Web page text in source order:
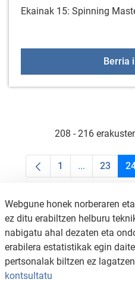
Ekainak 15: Spinning
Berria
208 - 216
Orrialdea
1 ...Intermediate
23
Webgune honek norberaren
ez ditu erabiltzen helburu
nabigatu ahal dezaten eta
erabilera estatistikak egin
pertsonalak biltzen ez
kontsultatu